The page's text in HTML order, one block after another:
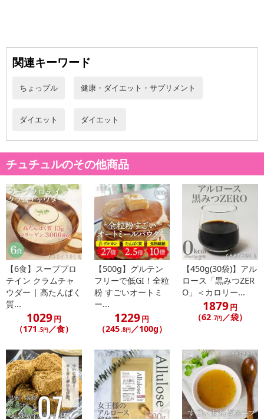
1食あたり74kcal＆便利な個包装！置き換えダイエットにも！
たんぱく質 13g
脂質 1.25g
炭水化物 4g
糖質 3g
食物繊維 1g
ナトリウム 233mg
食塩相当量 0.6g
芽胞酪酸菌 6800万個以上
コラーゲン 3000mg
・賞味期限：
出荷日から90日以上
※商品到着時点でのお日持ち期間は、配送日数などにより異なり
ますのでご了承ください。
・原産国（最終加工地）：日本
・原材料/材質/素材：乳清たん白、粒状植物性たん白、コラーゲン
ペプチド、砂糖、クリーミングパウダー、アサリガイエキスパウダ
ー、プロセスチーズ、酵母エキス、食塩、オニオンパウダーたん白
加水分解物、ポークエキスパウダー、酪酸菌、香辛料／増粘剤（加
関連キーワード
ちょっプル 健康・ダイエット・サプリメント
ダイエット ダイエット
チュチュルのその他商品
【6食】スーププロ
テイン クラムチャ
ウダー | 高たんぱく
質...
1029円
（171 .5円／食）
【500g】グルテン
フリーで低GI！全粒
粉 すごいオートミ
ー...
1229円
（245.8円／100g）
【450g(30袋)】アル
ロース「黒みつZER
O」＜カロリー...
1879円
（62.7円／袋）